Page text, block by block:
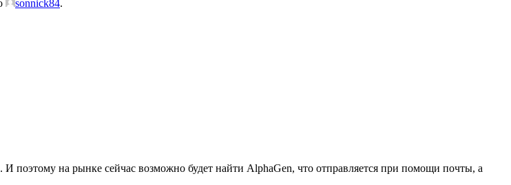
sonnick84.
поэтому на рынке сейчас возможно будет найти AlphaGen, что отправляется при помощи почты, а